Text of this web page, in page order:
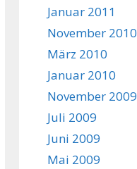
Januar 2011
November 2010
März 2010
Januar 2010
November 2009
Juli 2009
Juni 2009
Mai 2009